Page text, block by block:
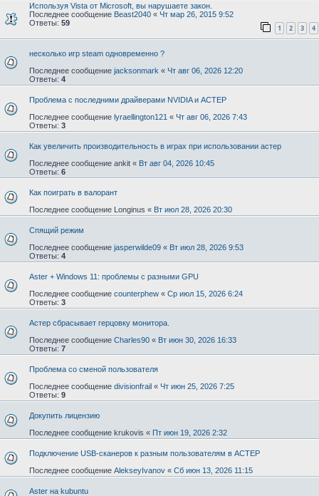
Используя Vista от Microsoft, вы нарушаете закон.
Последнее сообщение Beast2040 « Чт мар 26, 2015 9:52
Ответы: 59
1 2 3 4
несколько игр steam одновременно ?
Последнее сообщение jacksonmark « Чт авг 06, 2026 12:20
Ответы: 4
Проблема с последними драйверами NVIDIA и АСТЕР
Последнее сообщение lyraellington121 « Чт авг 06, 2026 7:43
Ответы: 3
Как увеличить производительность в играх при использовании астер
Последнее сообщение ankit « Вт авг 04, 2026 10:45
Ответы: 6
Как поиграть в валорант
Последнее сообщение Longinus « Вт июл 28, 2026 20:30
Спящий режим
Последнее сообщение jasperwilde09 « Вт июл 28, 2026 9:53
Ответы: 4
Aster + Windows 11: проблемы с разными GPU
Последнее сообщение counterphew « Ср июл 15, 2026 6:24
Ответы: 3
Астер сбрасывает герцовку монитора.
Последнее сообщение Charles90 « Вт июн 30, 2026 16:33
Ответы: 7
Проблема со сменой пользователя
Последнее сообщение divisionfrail « Чт июн 25, 2026 7:25
Ответы: 9
Докупить лицензию
Последнее сообщение krukovis « Пт июн 19, 2026 2:32
Подключение USB-сканеров к разным пользователям в АСТЕР
Последнее сообщение AlekseyIvanov « Сб июн 13, 2026 11:15
Aster на kubuntu